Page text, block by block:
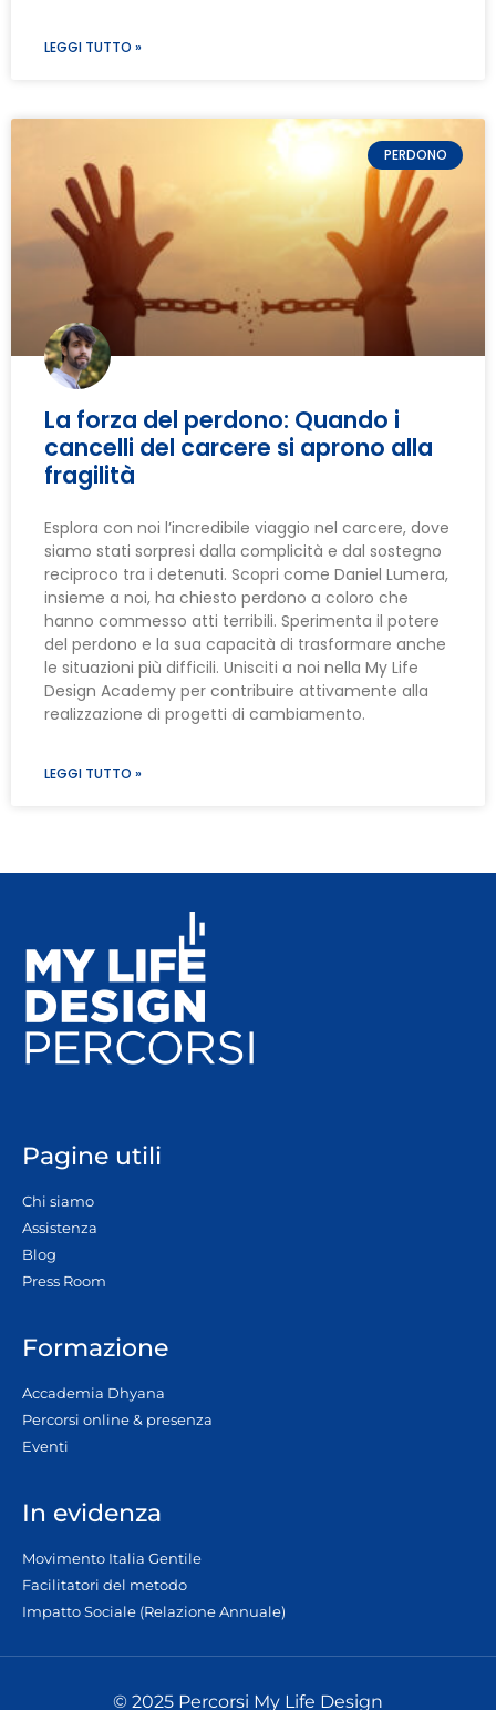
LEGGI TUTTO »
PERDONO
La forza del perdono: Quando i
cancelli del carcere si aprono alla
fragilità
Esplora con noi l’incredibile viaggio nel carcere, dove
siamo stati sorpresi dalla complicità e dal sostegno
reciproco tra i detenuti. Scopri come Daniel Lumera,
insieme a noi, ha chiesto perdono a coloro che
hanno commesso atti terribili. Sperimenta il potere
del perdono e la sua capacità di trasformare anche
le situazioni più difficili. Unisciti a noi nella My Life
Design Academy per contribuire attivamente alla
realizzazione di progetti di cambiamento.
LEGGI TUTTO »
Pagine utili
Chi siamo
Assistenza
Blog
Press Room
Formazione
Accademia Dhyana
Percorsi online & presenza
Eventi
In evidenza
Movimento Italia Gentile
Facilitatori del metodo
Impatto Sociale (Relazione Annuale)
© 2025 Percorsi My Life Design